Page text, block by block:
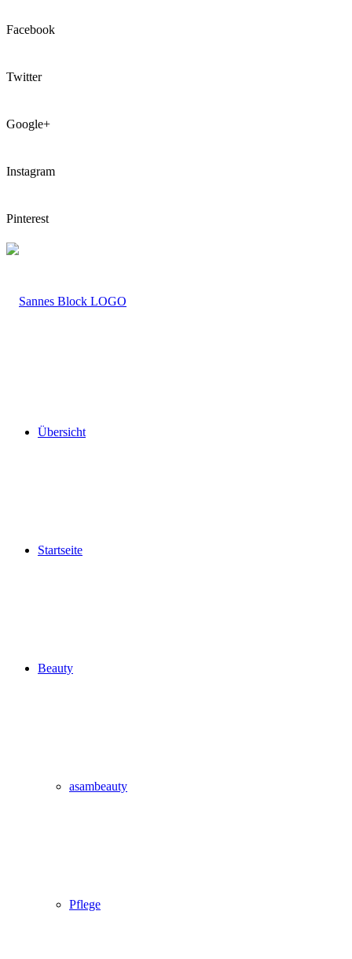
Facebook
Twitter
Google+
Instagram
Pinterest
LOGO
Übersicht
Startseite
Beauty
asambeauty
Pflege